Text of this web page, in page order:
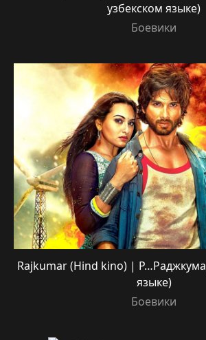
узбекском языке)
Боевики
Rajkumar (Hind kino) |
языке)
Боевики